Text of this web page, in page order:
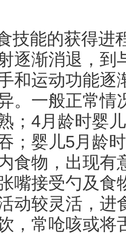
技能的获得进
逐渐消退，到
和运动功能逐
。一般正常情
；4月龄时婴
；婴儿5月龄
食物，出现有
嘴接受勺及食
动较灵活，进
，常呛咳或将